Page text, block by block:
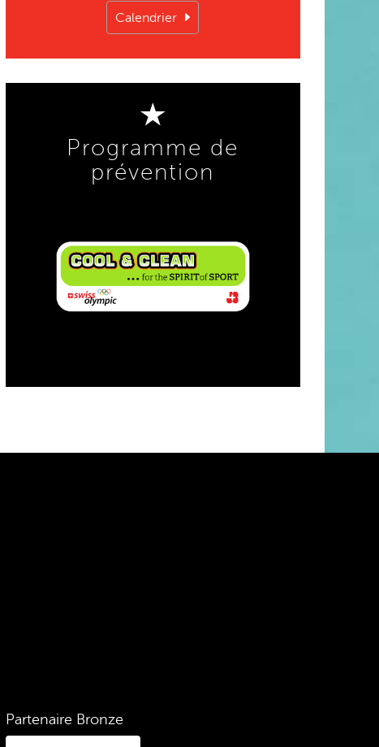
Calendrier
Programme de
prévention
Partenaire Bronze